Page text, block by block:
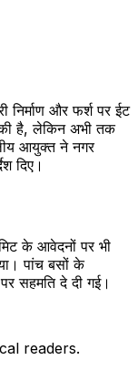
निर्माण और फर्श पर ईट
है, लेकिन अभी तक
आयुक्त ने नगर
दिए।
के आवेदनों पर भी
पांच बसों के
सहमति दे दी गई।
readers.